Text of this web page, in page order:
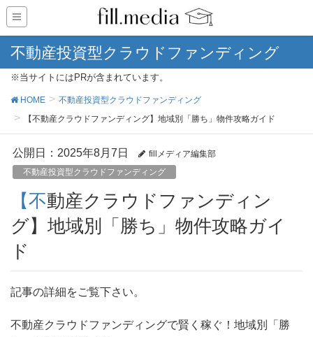
不動産投資型クラウドファンディング
※当サイトにはPRが含まれています。
HOME
不動産投資型クラウドファンディング
【不動産クラウドファンディング】地域別「勝ち」物件攻略ガイド
公開日： 2025年8月7日
fillメディア編集部
不動産投資型クラウドファンディング
【不動産クラウドファンディン
グ】地域別「勝ち」物件攻略ガイ
ド
記事の詳細をご覧下さい。
不動産クラウドファンディングで賢く稼ぐ！地域別「勝